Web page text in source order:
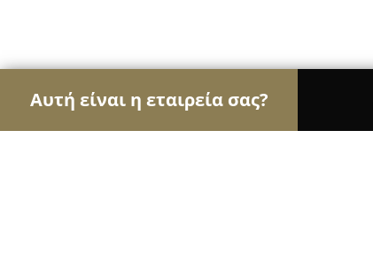
Αυτή είναι η εταιρεία σας?